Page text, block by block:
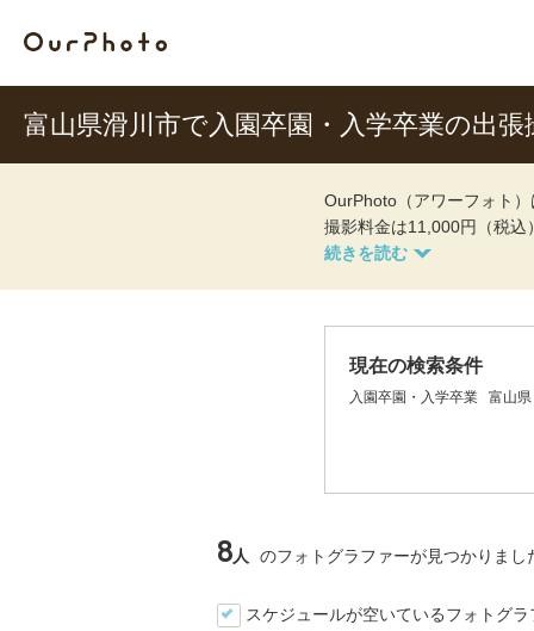
富山県滑川市で入園卒園・入学卒業の出
OurPhoto（アワーフォト
撮影料金は11,000円（税込
現在の検索条件
入園卒園・入学卒業 富山県
8人 のフォトグラファーが見つかりまし
スケジュールが空いているフォトグ